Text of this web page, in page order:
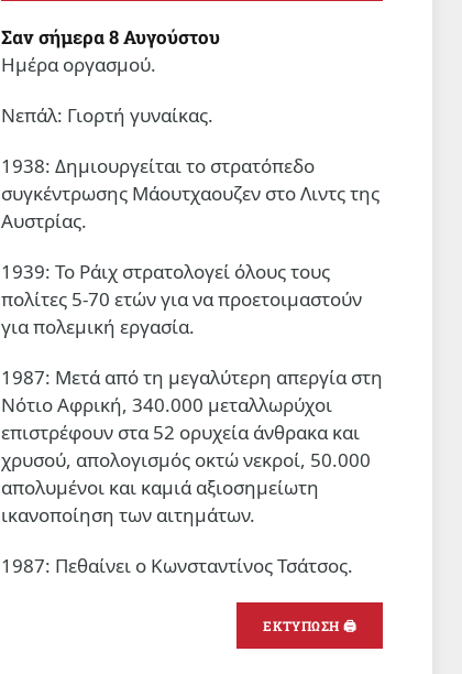
Σαν σήμερα 8 Αυγούστου
Ημέρα οργασμού.
Νεπάλ: Γιορτή γυναίκας.
1938: Δημιουργείται το στρατόπεδο
συγκέντρωσης Μάουτχαουζεν στο Λιντς της
Αυστρίας.
1939: Το Ράιχ στρατολογεί όλους τους
πολίτες 5-70 ετών για να προετοιμαστούν
για πολεμική εργασία.
1987: Μετά από τη μεγαλύτερη απεργία στη
Νότιο Αφρική, 340.000 μεταλλωρύχοι
επιστρέφουν στα 52 ορυχεία άνθρακα και
χρυσού, απολογισμός οκτώ νεκροί, 50.000
απολυμένοι και καμιά αξιοσημείωτη
ικανοποίηση των αιτημάτων.
1987: Πεθαίνει ο Κωνσταντίνος Τσάτσος.
ΕΚΤΥΠΩΣΗ 🖨